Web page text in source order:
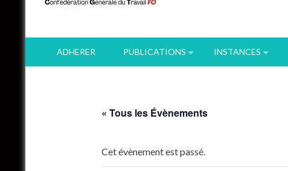
ADHERER PUBLICATIONS INSTANCES
« Tous les Évènements
Cet évènement est passé.